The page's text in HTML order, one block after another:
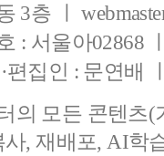
3층 ㅣ
: 서울아02868
·편집인 : 문연배
의 모든 콘텐츠
사, 재배포, AI학